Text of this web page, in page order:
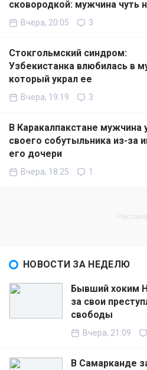
сковородкой: мужчина чуть
Вчера, 20:05 3
Стокгольмский синдром:
Узбекистанка влюбилась в
который украл ее
Вчера, 19:19 3
В Каракалпакстане мужчина
своего собутыльника из-за
его дочери
Вчера, 18:25 1
НОВОСТИ ЗА НЕДЕЛЮ
Бывший хоким
за свои
свободы
Вчера, 21:09
В Самарканде